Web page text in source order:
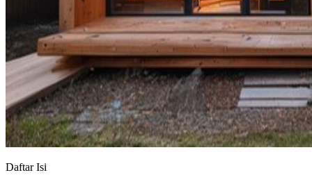
Daftar Isi